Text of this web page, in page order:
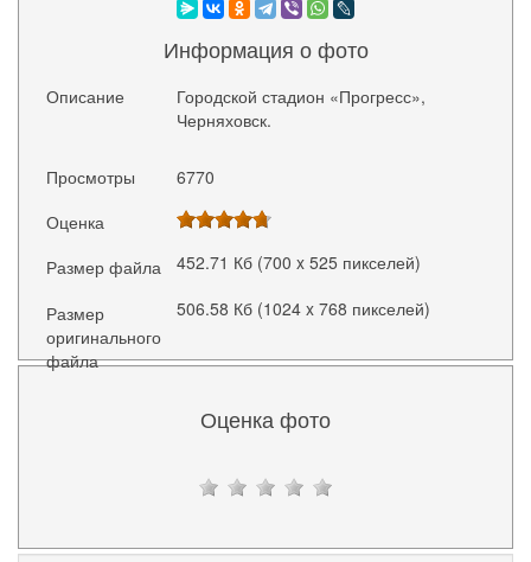
Информация о фото
Описание
Городской стадион «Прогресс»,
Черняховск.
Просмотры
6770
Оценка
Размер файла
452.71 Кб (700 x 525 пикселей)
Размер
оригинального
файла
506.58 Кб (1024 x 768 пикселей)
Оценка фото